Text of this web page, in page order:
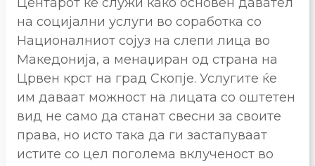
на социјални услуги во соработка со
Националниот сојуз на слепи лица во
Македонија, а менаџиран од страна на
Црвен крст на град Скопје. Услугите ќе
им даваат можност на лицата со оштетен
вид не само да станат свесни за своите
права, но исто така да ги застапуваат
истите со цел поголема вклученост во